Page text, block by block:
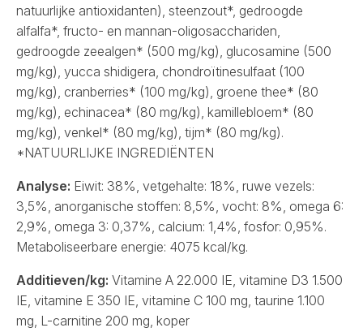
natuurlijke antioxidanten), steenzout*, gedroogde
alfalfa*, fructo- en mannan-oligosacchariden,
gedroogde zeealgen* (500 mg/kg), glucosamine (500
mg/kg), yucca shidigera, chondroïtinesulfaat (100
mg/kg), cranberries* (100 mg/kg), groene thee* (80
mg/kg), echinacea* (80 mg/kg), kamillebloem* (80
mg/kg), venkel* (80 mg/kg), tijm* (80 mg/kg).
*NATUURLIJKE INGREDIËNTEN
Analyse: Eiwit: 38%, vetgehalte: 18%, ruwe vezels:
3,5%, anorganische stoffen: 8,5%, vocht: 8%, omega 6:
2,9%, omega 3: 0,37%, calcium: 1,4%, fosfor: 0,95%.
Metaboliseerbare energie: 4075 kcal/kg.
Additieven/kg: Vitamine A 22.000 IE, vitamine D3 1.500
IE, vitamine E 350 IE, vitamine C 100 mg, taurine 1.100
mg, L-carnitine 200 mg, koper